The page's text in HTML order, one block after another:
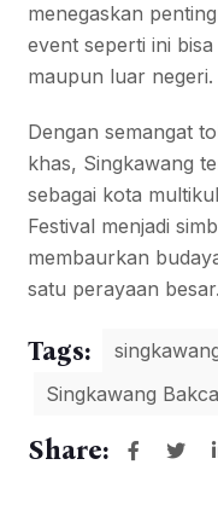
menegaskan
event seperti ini
maupun luar negeri.
Dengan semangat
khas, Singkawang
sebagai kota
Festival menjadi
membaurkan
satu perayaan besar.
Tags:
Singkawang
Share: